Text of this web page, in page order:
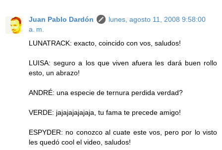
Juan Pablo Dardón
lunes, agosto 11, 2008 9:58:00
a. m.
LUNATRACK: exacto, coincido con vos, saludos!
LUISA: seguro a los que viven afuera les dará buen rollo
esto, un abrazo!
ANDRÉ: una especie de ternura perdida verdad?
VERDE: jajajajajajaja, tu fama te precede amigo!
ESPYDER: no conozco al cuate este vos, pero por lo visto
les quedó cool el video, saludos!